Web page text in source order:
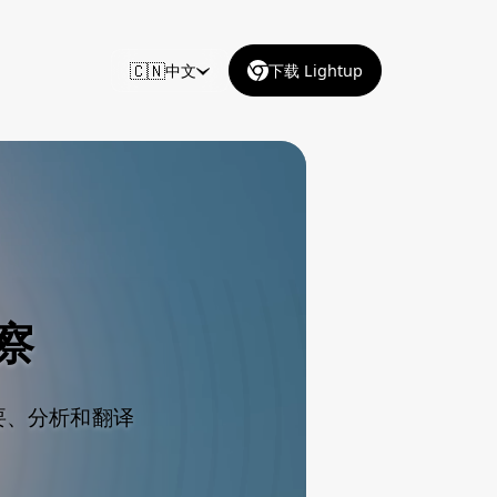
🇨🇳中文 下载 Lightup
分析和翻译